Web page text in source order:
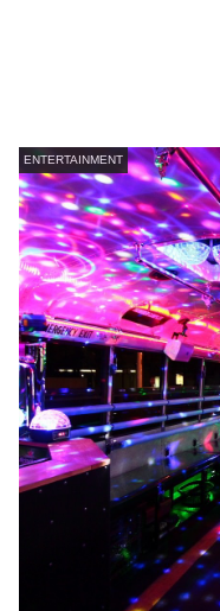
ENTERTAINMENT